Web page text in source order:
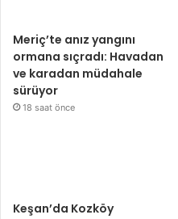
Meriç’te anız yangını
ormana sıçradı: Havadan
ve karadan müdahale
sürüyor
18 saat önce
Keşan’da Kozköy